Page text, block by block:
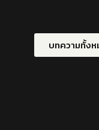
บทความทั้ง